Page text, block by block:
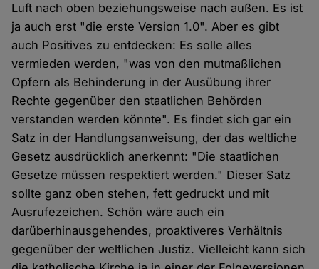
Luft nach oben beziehungsweise nach außen. Es ist
ja auch erst "die erste Version 1.0". Aber es gibt
auch Positives zu entdecken: Es solle alles
vermieden werden, "was von den mutmaßlichen
Opfern als Behinderung in der Ausübung ihrer
Rechte gegenüber den staatlichen Behörden
verstanden werden könnte". Es findet sich gar ein
Satz in der Handlungsanweisung, der das weltliche
Gesetz ausdrücklich anerkennt: "Die staatlichen
Gesetze müssen respektiert werden." Dieser Satz
sollte ganz oben stehen, fett gedruckt und mit
Ausrufezeichen. Schön wäre auch ein
darüberhinausgehendes, proaktiveres Verhältnis
gegenüber der weltlichen Justiz. Vielleicht kann sich